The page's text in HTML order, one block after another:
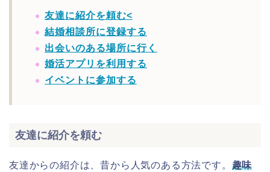
友達に紹介を頼む<
結婚相談所に登録する
出会いのある場所に行く
婚活アプリを利用する
イベントに参加する
友達に紹介を頼む
友達からの紹介は、昔から人気のある方法です。 趣味